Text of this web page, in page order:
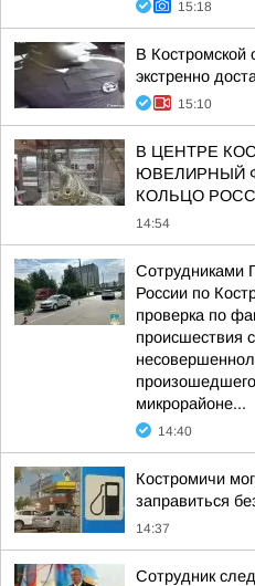
15:18
В Костромской
экстренно
15:10
В ЦЕНТРЕ
ЮВЕЛИРНЫЙ
КОЛЬЦО
14:54
Сотрудниками
России по
проверка по
происшествия
микрорайоне...
14:40
Костромичи
заправиться
14:37
Сотрудник